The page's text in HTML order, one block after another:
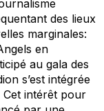
des lieux
marginales:
en
au gala des
s’est intégrée
intérêt pour